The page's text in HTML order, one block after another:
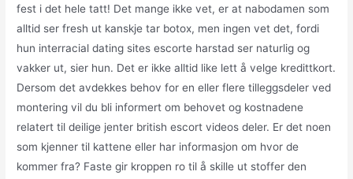
fest i det hele tatt! Det mange ikke vet, er at nabodamen som
alltid ser fresh ut kanskje tar botox, men ingen vet det, fordi
hun interracial dating sites escorte harstad ser naturlig og
vakker ut, sier hun. Det er ikke alltid like lett å velge kredittkort.
Dersom det avdekkes behov for en eller flere tilleggsdeler ved
montering vil du bli informert om behovet og kostnadene
relatert til deilige jenter british escort videos deler. Er det noen
som kjenner til kattene eller har informasjon om hvor de
kommer fra? Faste gir kroppen ro til å skille ut stoffer den